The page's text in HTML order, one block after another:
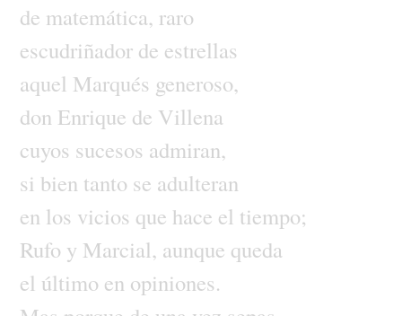
de matemática, raro
escudriñador de estrellas
aquel Marqués generoso,
don Enrique de Villena
cuyos sucesos admiran,
si bien tanto se adulteran
en los vicios que hace el tiempo;
Rufo y Marcial, aunque queda
el último en opiniones.